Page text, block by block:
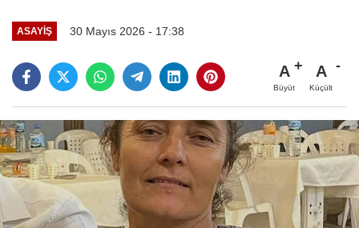
ASAYIŞ 30 Mayıs 2026 - 17:38
A
Büyüt
A
Küçült